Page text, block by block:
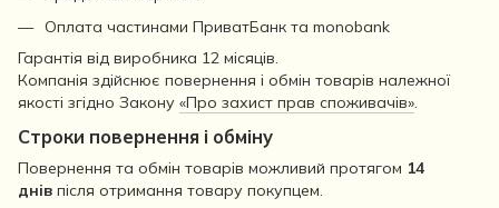
Оплата частинами ПриватБанк та monobank
Гарантія від виробника 12 місяців.
Компанія здійснює повернення і обмін товарів належної
якості згідно Закону «Про захист прав споживачів».
Строки повернення і обміну
Повернення та обмін товарів можливий протягом 14
днів після отримання товару покупцем.